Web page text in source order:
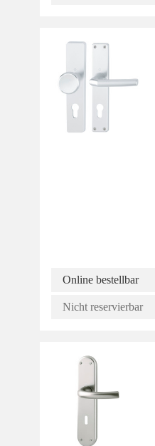
Online bestellbar
Nicht reservierbar